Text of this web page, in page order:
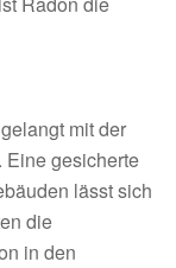
mit der
Eine gesicherte
lässt sich
die
in den